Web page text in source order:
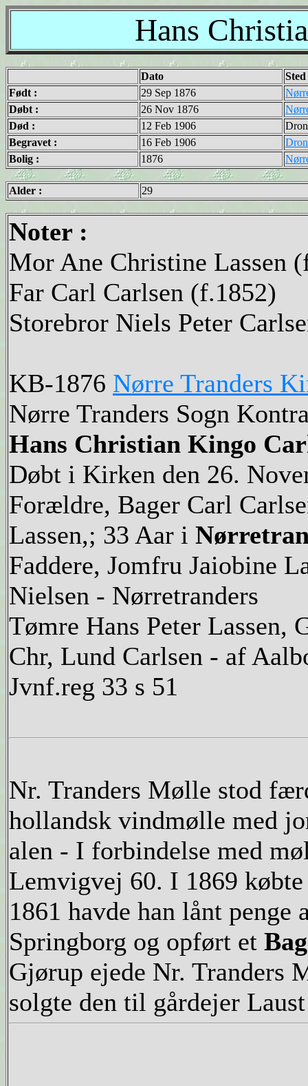
Hans
Dato
Sted
Født :
29 Sep 1876
Døbt :
26 Nov 1876
Død :
12 Feb 1906
Begravet :
16 Feb 1906
Bolig :
1876
Alder : 29
Noter :
Mor Ane Christine Lassen
Far Carl Carlsen (f.1852)
Storebror Niels Peter
KB-1876 Nørre Tranders
Nørre Tranders Sogn
Hans Christian Kingo
Døbt i Kirken den 26.
Forældre, Bager Carl
Lassen,; 33 Aar i
Faddere, Jomfru Jaiobine
Nielsen - Nørretranders
Tømre Hans Peter Lassen,
Chr, Lund Carlsen - af
Jvnf.reg 33 s 51
Nr. Tranders Mølle stod
hollandsk vindmølle med
alen - I forbindelse med
Lemvigvej 60. I 1869
1861 havde han lånt
Springborg og opført et
Gjørup ejede Nr. Tranders
solgte den til gårdejer